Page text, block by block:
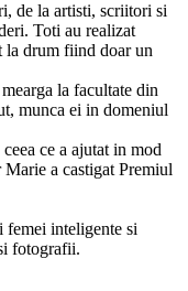
de la artisti, scriitori si
Toti au realizat
la drum fiind doar un
la facultate din
munca ei in domeniul
ce a ajutat in mod
a castigat Premiul
femei inteligente si
fotografii.